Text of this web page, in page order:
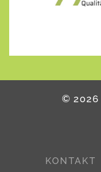
© 2026
KONTAKT